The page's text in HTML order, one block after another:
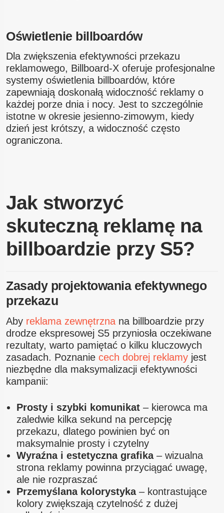
Oświetlenie billboardów
Dla zwiększenia efektywności przekazu
reklamowego, Billboard-X oferuje profesjonalne
systemy oświetlenia billboardów, które
zapewniają doskonałą widoczność reklamy o
każdej porze dnia i nocy. Jest to szczególnie
istotne w okresie jesienno-zimowym, kiedy
dzień jest krótszy, a widoczność często
ograniczona.
Jak stworzyć
skuteczną reklamę na
billboardzie przy S5?
Zasady projektowania efektywnego
przekazu
Aby reklama zewnętrzna na billboardzie przy
drodze ekspresowej S5 przyniosła oczekiwane
rezultaty, warto pamiętać o kilku kluczowych
zasadach. Poznanie cech dobrej reklamy jest
niezbędne dla maksymalizacji efektywności
kampanii:
Prosty i szybki komunikat – kierowca ma
zaledwie kilka sekund na percepcję
przekazu, dlatego powinien być on
maksymalnie prosty i czytelny
Wyraźna i estetyczna grafika– wizualna
strona reklamy powinna przyciągać uwagę,
ale nie rozpraszać
Przemyślana kolorystyka– kontrastujące
kolory zwiększają czytelność z dużej